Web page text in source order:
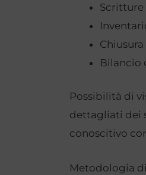
Scritture
Bilancio
Possibilità di
dettagliati dei
conoscitivo
Metodologia